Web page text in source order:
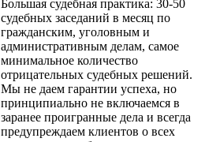
Большая судебная практика: 30-50
судебных заседаний в месяц по
гражданским, уголовным и
административным делам, самое
минимальное количество
отрицательных судебных решений.
Мы не даем гарантии успеха, но
принципиально не включаемся в
заранее проигранные дела и всегда
предупреждаем клиентов о всех